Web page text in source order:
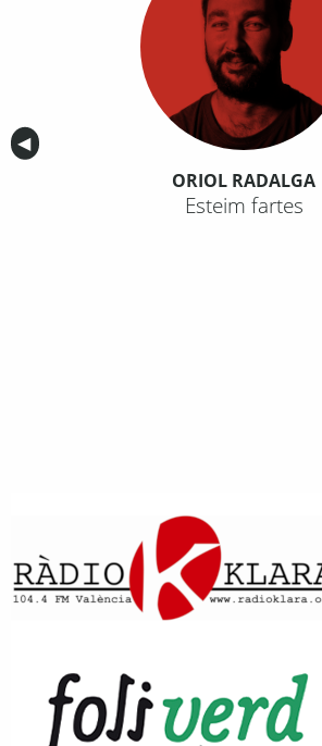
Anterior
◀︎
ORIOL RADALGA
Esteim fartes